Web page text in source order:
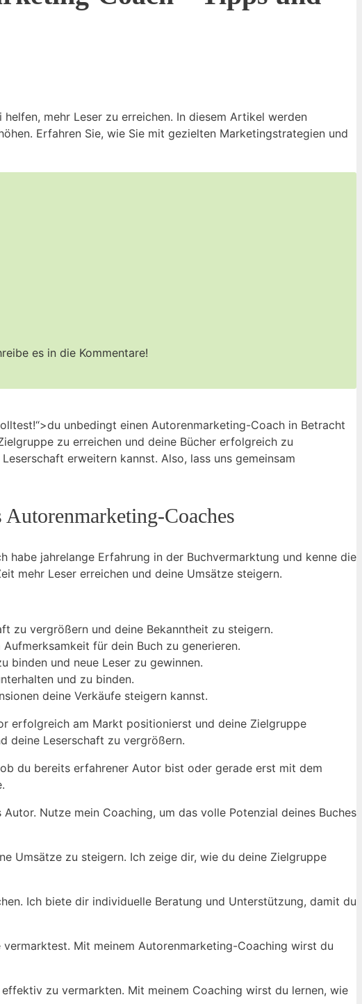
mehr Leser zu erreichen. In diesem Artikel werden
Erfahren Sie, wie Sie mit gezielten Marketingstrategien und
es in die⁢ Kommentare!
unbedingt einen ⁢Autorenmarketing-Coach⁣ in Betracht
zu ‍erreichen ⁤und⁤ deine⁣ Bücher⁢ erfolgreich ⁤zu
erweitern ⁣kannst. Also, lass⁤ uns gemeinsam
Coaches
habe jahrelange Erfahrung ‌in der Buchvermarktung⁣ und kenne ⁤die
⁢mehr ‌Leser erreichen und ⁤deine Umsätze steigern.
zu​ vergrößern ⁢und deine‌ Bekanntheit zu steigern.
für⁢ dein Buch zu generieren.
binden und neue Leser zu ‍gewinnen.
⁢und zu ⁤binden.
deine Verkäufe steigern kannst.
⁣erfolgreich ‌am Markt positionierst⁤ und ⁣deine Zielgruppe
deine⁢ Leserschaft zu ‍vergrößern.
du bereits ⁣erfahrener Autor⁢ bist⁤ oder gerade erst mit ⁣dem
Nutze‌ mein Coaching, ⁤um‌ das⁤ volle‌ Potenzial deines Buches
Umsätze zu steigern. Ich zeige dir, wie du deine ⁢Zielgruppe
Ich biete dir individuelle Beratung ‍und Unterstützung, damit ‌du
Mit meinem​ Autorenmarketing-Coaching wirst du
zu ⁢vermarkten. Mit meinem Coaching⁣ wirst du ⁤lernen, wie